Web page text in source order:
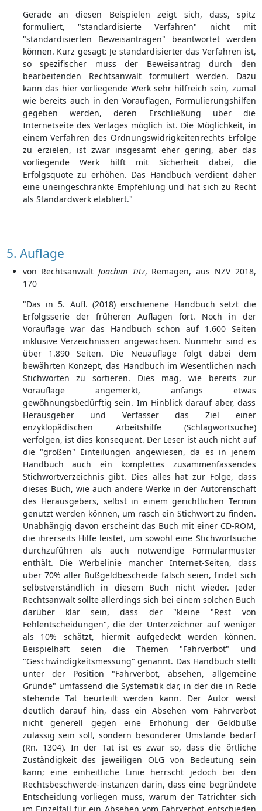
Gerade an diesen Beispielen zeigt sich, dass, spitz
formuliert, "standardisierte Verfahren" nicht mit
"standardisierten Beweisanträgen" beantwortet werden
können. Kurz gesagt: Je standardisierter das Verfahren ist,
so spezifischer muss der Beweisantrag durch den
bearbeitenden Rechtsanwalt formuliert werden. Dazu
kann das hier vorliegende Werk sehr hilfreich sein, zumal
wie bereits auch in den Vorauflagen, Formulierungshilfen
gegeben werden, deren Erschließung über die
Internetseite des Verlages möglich ist. Die Möglichkeit, in
einem Verfahren des Ordnungswidrigkeitenrechts Erfolge
zu erzielen, ist zwar insgesamt eher gering, aber das
vorliegende Werk hilft mit Sicherheit dabei, die
Erfolgsquote zu erhöhen. Das Handbuch verdient daher
eine uneingeschränkte Empfehlung und hat sich zu Recht
als Standardwerk etabliert."
5. Auflage
von Rechtsanwalt Joachim Titz, Remagen, aus NZV 2018,
170
"Das in 5. Aufl. (2018) erschienene Handbuch setzt die
Erfolgsserie der früheren Auflagen fort. Noch in der
Vorauflage war das Handbuch schon auf 1.600 Seiten
inklusive Verzeichnissen angewachsen. Nunmehr sind es
über 1.890 Seiten. Die Neuauflage folgt dabei dem
bewährten Konzept, das Handbuch im Wesentlichen nach
Stichworten zu sortieren. Dies mag, wie bereits zur
Vorauflage angemerkt, anfangs etwas
gewöhnungsbedürftig sein. Im Hinblick darauf aber, dass
Herausgeber und Verfasser das Ziel einer
enzyklopädischen Arbeitshilfe (Schlagwortsuche)
verfolgen, ist dies konsequent. Der Leser ist auch nicht auf
die "großen" Einteilungen angewiesen, da es in jenem
Handbuch auch ein komplettes zusammenfassendes
Stichwortverzeichnis gibt. Dies alles hat zur Folge, dass
dieses Buch, wie auch andere Werke in der Autorenschaft
des Herausgebers, selbst in einem gerichtlichen Termin
genutzt werden können, um rasch ein Stichwort zu finden.
Unabhängig davon erscheint das Buch mit einer CD-ROM,
die ihrerseits Hilfe leistet, um sowohl eine Stichwortsuche
durchzuführen als auch notwendige Formularmuster
enthält. Die Werbelinie mancher Internet-Seiten, dass
über 70% aller Bußgeldbescheide falsch seien, findet sich
selbstverständlich in diesem Buch nicht wieder. Jeder
Rechtsanwalt sollte allerdings sich bei einem solchen Buch
darüber klar sein, dass der "kleine "Rest von
Fehlentscheidungen", die der Unterzeichner auf weniger
als 10% schätzt, hiermit aufgedeckt werden können.
Beispielhaft seien die Themen "Fahrverbot" und
"Geschwindigkeitsmessung" genannt. Das Handbuch stellt
unter der Position "Fahrverbot, absehen, allgemeine
Gründe" umfassend die Systematik dar, in der die in Rede
stehende Tat beurteilt werden kann. Der Autor weist
deutlich darauf hin, dass ein Absehen vom Fahrverbot
nicht generell gegen eine Erhöhung der Geldbuße
zulässig sein soll, sondern besonderer Umstände bedarf
(Rn. 1304). In der Tat ist es zwar so, dass die örtliche
Zuständigkeit des jeweiligen OLG von Bedeutung sein
kann; eine einheitliche Linie herrscht jedoch bei den
Rechtsbeschwerde-instanzen darin, dass eine begründete
Entscheidung vorliegen muss, warum der Tatrichter sich
im Einzelfall für ein Absehen vom Fahrverbot entschieden